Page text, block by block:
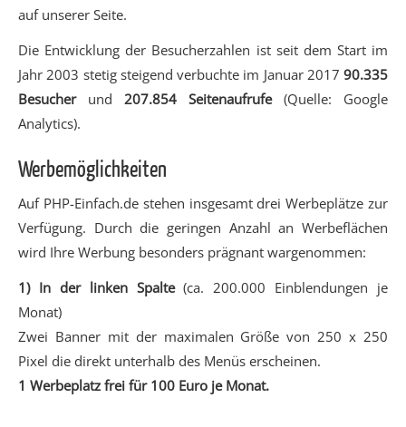
auf unserer Seite.
Die Entwicklung der Besucherzahlen ist seit dem Start im
Jahr 2003 stetig steigend verbuchte im Januar 2017 90.335
Besucherund 207.854 Seitenaufrufe (Quelle: Google
Analytics).
Werbemöglichkeiten
Auf PHP-Einfach.de stehen insgesamt drei Werbeplätze zur
Verfügung. Durch die geringen Anzahl an Werbeflächen
wird Ihre Werbung besonders prägnant wargenommen:
1) In der linken Spalte(ca. 200.000 Einblendungen je
Monat)
Zwei Banner mit der maximalen Größe von 250 x 250
Pixel die direkt unterhalb des Menüs erscheinen.
1 Werbeplatz frei für 100 Euro je Monat.